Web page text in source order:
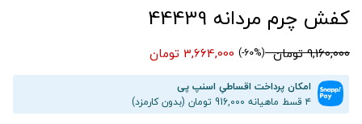
کفش چرم مردانه 44439
9,160,000 تومان (60%-)
امکان پرداخت اقساطیِ اسنپ پی
۴ قسط ماهیانه 916,000 تومان (بدون کارمزد)